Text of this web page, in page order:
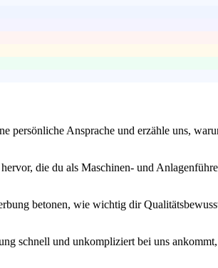
persönliche Ansprache und erzähle uns,
die du als Maschinen- und
betonen, wie wichtig dir
schnell und unkompliziert bei uns